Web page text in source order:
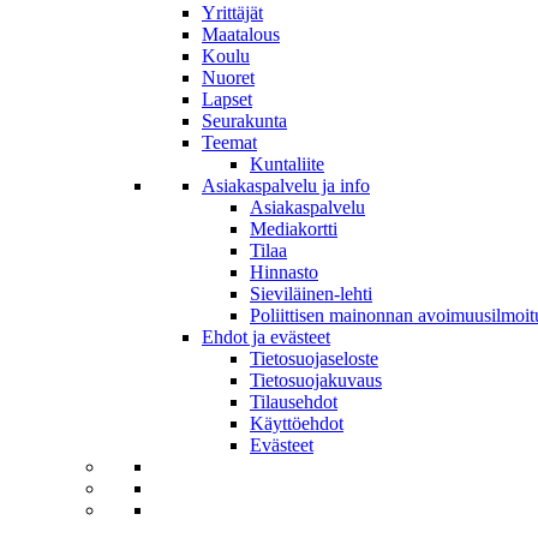
Yrittäjät
Maatalous
Koulu
Nuoret
Lapset
Seurakunta
Teemat
Kuntaliite
Asiakaspalvelu ja info
Asiakaspalvelu
Mediakortti
Tilaa
Hinnasto
Sieviläinen-lehti
Poliittisen mainonnan
Ehdot ja evästeet
Tietosuojaseloste
Tietosuojakuvaus
Tilausehdot
Käyttöehdot
Evästeet